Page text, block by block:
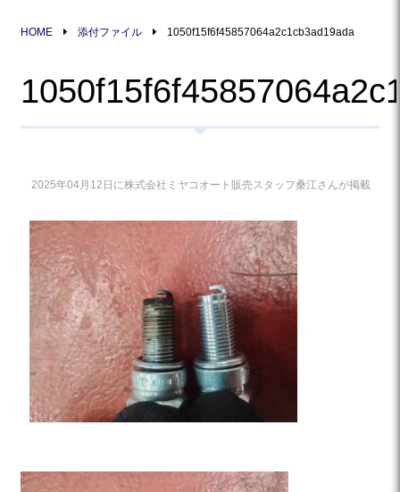
HOME 添付ファイル 1050f15f6f45857064a2c1cb3ad19ada
2025年04月12日に株式会社ミヤコオート販売スタッフ桑江さんが掲載